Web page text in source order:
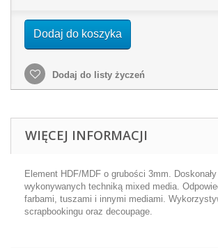
Dodaj do koszyka
Dodaj do listy życzeń
WIĘCEJ INFORMACJI
Element HDF/MDF o grubości 3mm.
wykonywanych techniką mixed media.
farbami, tuszami i innymi mediami.
scrapbookingu oraz decoupage.